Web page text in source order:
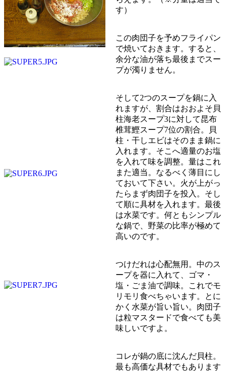
す）
この肉団子を予めフライパン
で焼いておきます。すると、
余分な油が落ち最後までスー
プが濁りません。
そして2つのスープを鍋に入
れますが、割合はおおよそ貝
柱海老スープ3に対して昆布
椎茸鰹スープ7位の割合。貝
柱・干しエビはそのまま鍋に
入れます。そこへ適量のお塩
を入れて味を調整。量はこれ
また適当。なるべく薄目にし
ておいて下さい。火が上がっ
たらまず肉団子を投入。そし
て順に具材を入れます。最後
は水菜です。何ともシンプル
な鍋で、野菜の比率が極めて
高いのです。
つけだれは心配無用。中のス
ープを器に入れて、ゴマ・
塩・ごま油で調味。これでモ
リモリ食べちゃいます。とに
かく水菜が旨い旨い。肉団子
は粒マスタードで食べても美
味しいですよ。
コレが鍋の底に沈んだ貝柱。
最も高価な具材でもあります